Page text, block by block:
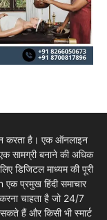
करता है। एक ऑनलाइन
सामग्री बनाने की अधिक
डिजिटल माध्यम की पूरी
प्रमुख हिंदी समाचार
चाहता है जो 24/7
हैं और किसी भी स्मार्ट